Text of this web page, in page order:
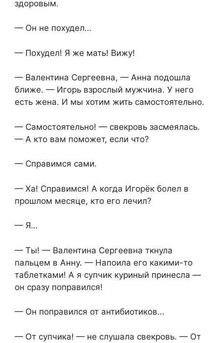
здоровым.
— Он не похудел…
— Похудел! Я же мать! Вижу!
— Валентина Сергеевна, — Анна подошла
ближе. — Игорь взрослый мужчина. У него
есть жена. И мы хотим жить самостоятельно.
— Самостоятельно! — свекровь засмеялась.
— А кто вам поможет, если что?
— Справимся сами.
— Ха! Справимся! А когда Игорёк болел в
прошлом месяце, кто его лечил?
— Я…
— Ты! — Валентина Сергеевна ткнула
пальцем в Анну. — Напоила его какими-то
таблетками! А я супчик куриный принесла —
он сразу поправился!
— Он поправился от антибиотиков…
— От супчика! — не слушала свекровь. — От